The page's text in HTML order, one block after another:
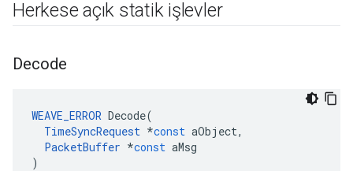
Herkese açık statik işlevler
Decode
WEAVE_ERROR Decode(
TimeSyncRequest *const aObject,
PacketBuffer *const aMsg
)